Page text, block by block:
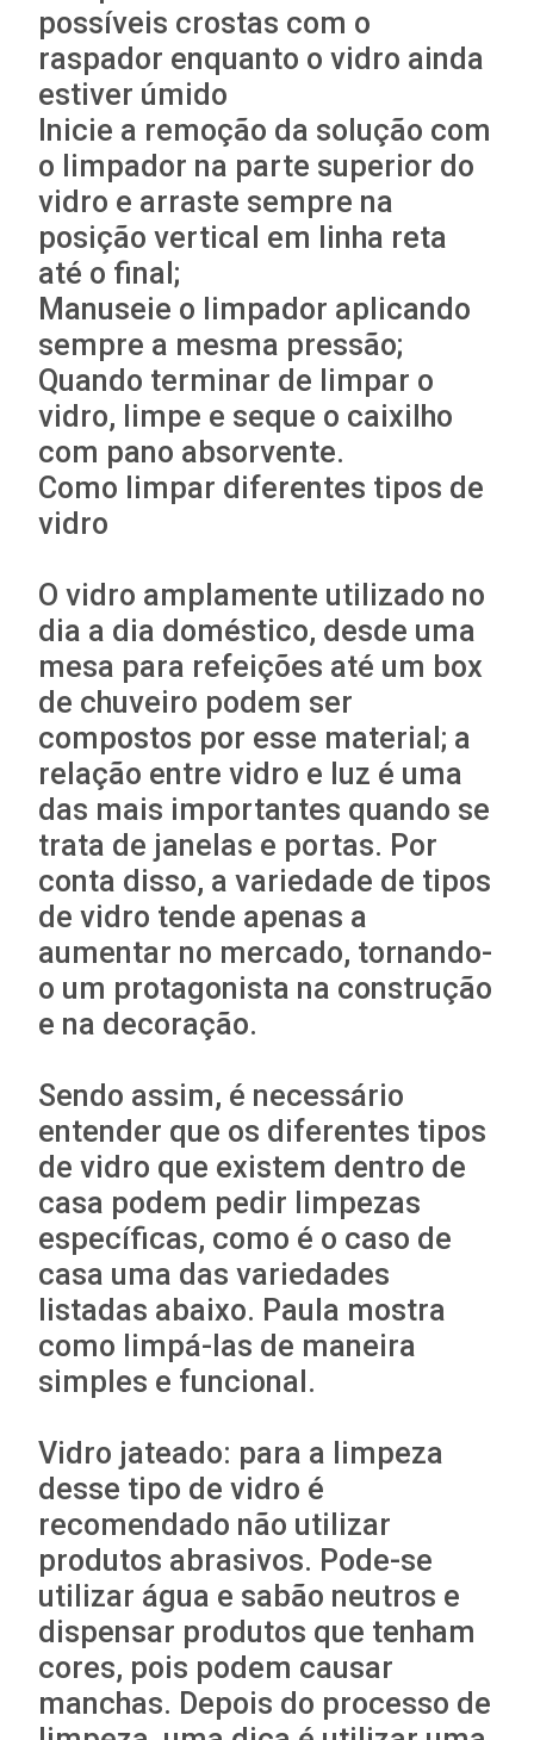
possíveis crostas com o
raspador enquanto o vidro ainda
estiver úmido
Inicie a remoção da solução com
o limpador na parte superior do
vidro e arraste sempre na
posição vertical em linha reta
até o final;
Manuseie o limpador aplicando
sempre a mesma pressão;
Quando terminar de limpar o
vidro, limpe e seque o caixilho
com pano absorvente.
Como limpar diferentes tipos de
vidro
O vidro amplamente utilizado no
dia a dia doméstico, desde uma
mesa para refeições até um box
de chuveiro podem ser
compostos por esse material; a
relação entre vidro e luz é uma
das mais importantes quando se
trata de janelas e portas. Por
conta disso, a variedade de tipos
de vidro tende apenas a
aumentar no mercado, tornando-
o um protagonista na construção
e na decoração.
Sendo assim, é necessário
entender que os diferentes tipos
de vidro que existem dentro de
casa podem pedir limpezas
específicas, como é o caso de
casa uma das variedades
listadas abaixo. Paula mostra
como limpá-las de maneira
simples e funcional.
Vidro jateado: para a limpeza
desse tipo de vidro é
recomendado não utilizar
produtos abrasivos. Pode-se
utilizar água e sabão neutros e
dispensar produtos que tenham
cores, pois podem causar
manchas. Depois do processo de